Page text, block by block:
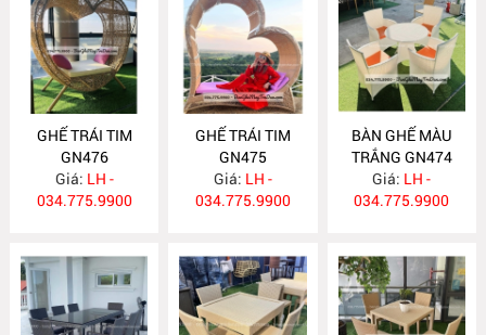
GHẾ TRÁI TIM
GN476
Giá: LH -
034.775.9900
GHẾ TRÁI TIM
GN475
Giá: LH -
034.775.9900
BÀN GHẾ MÀU
TRẮNG GN474
Giá: LH -
034.775.9900